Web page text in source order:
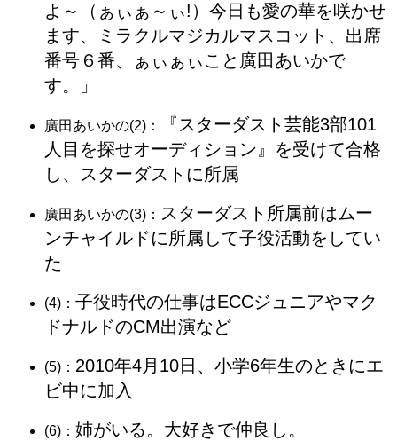
よ～（ぁぃぁ～ぃ!）今日も愛の華を咲かせ
ます、ミラクルマジカルマスコット、出席
番号６番、ぁぃぁぃこと廣田あいかで
す。」
廣田あいかの(2)：
『スターダスト芸能3部101
人目を探せオーディション』を受けて合格
し、スターダストに所属
廣田あいかの(3)： スターダスト所属前はムー
ンチャイルドに所属して子役活動をしてい
た
(4)： 子役時代の仕事はECCジュニアやマク
ドナルドのCM出演など
(5)： 2010年4月10日、小学6年生のときにエ
ビ中に加入
(6)： 姉がいる。大好きで仲良し。